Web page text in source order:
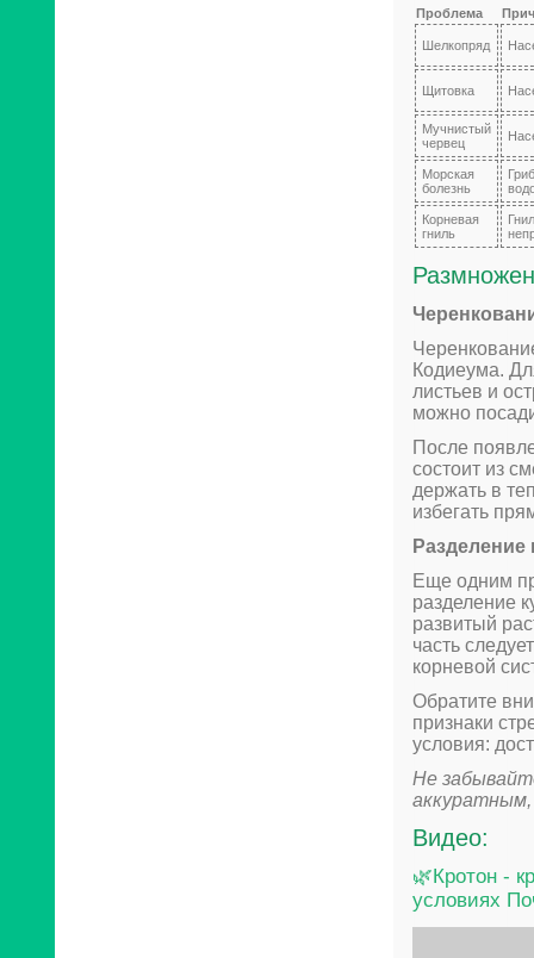
Проблема
Шелкопряд
Щитовка
Мучнистый
червец
Морская
болезнь
Корневая
гниль
Кодиеума.
листьев и
можно
После
состоит из
держать в
избегать
Разделение
Еще одним
разделение
развитый
часть
корневой
Обратите
признаки
условия:
Не
Видео:
🌿Кротон -
условиях